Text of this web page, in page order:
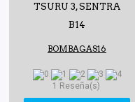
TSURU 3, SENTRA
B14
BOMBAGAS16
1 Reseña(s)